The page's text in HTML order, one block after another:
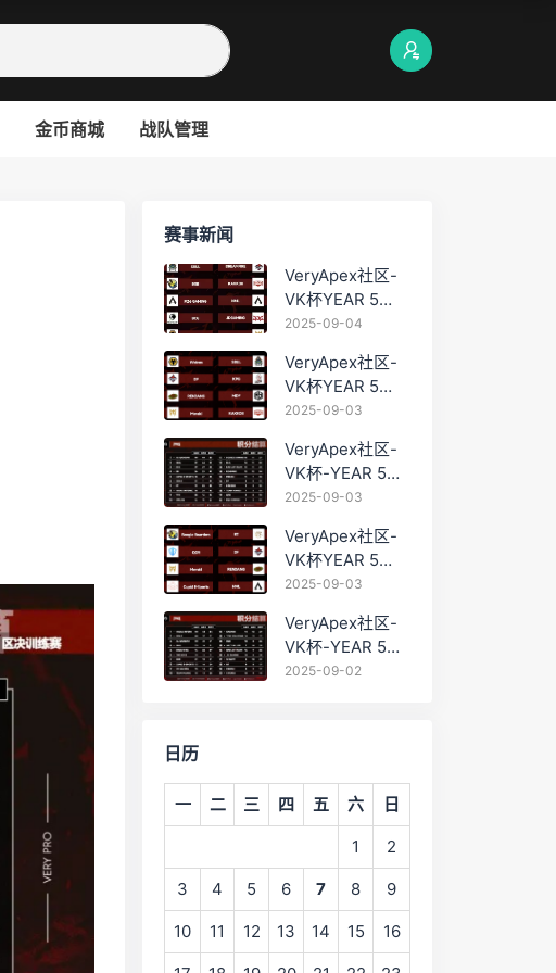
金币商城 战队管理
赛事新闻
VeryApex社区-
VK杯YEAR 5
PRO训练赛
2025-09-04
VeryApex社区-
VK杯YEAR 5
PRO训练赛
2025-09-03
VeryApex社区-
VK杯-YEAR 5
PRO训练赛
名积分：
2025-09-03
VeryApex社区-
VK杯YEAR 5
PRO训练赛
如图:
2025-09-03
VeryApex社区-
VK杯-YEAR 5
PRO训练赛
2025-09-02
日历
一 二 三 四 五 六 日
1 2
3 4 5 6 7 8 9
10 11 12 13 14 15 16